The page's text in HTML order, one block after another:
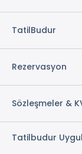
TatilBudur
Rezervasyon
Sözleşmeler &
Tatilbudur